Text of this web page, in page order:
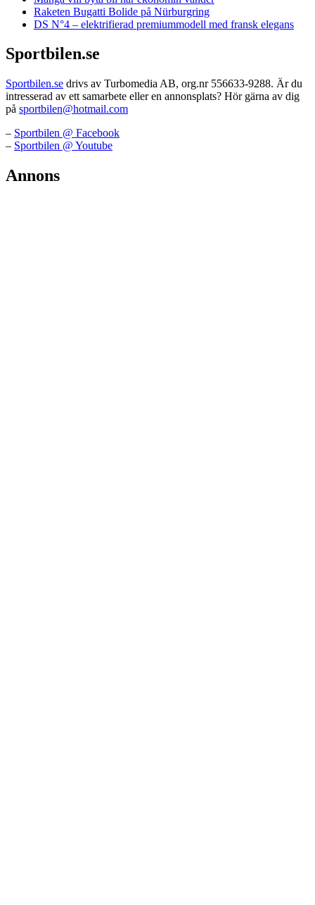
Raketen Bugatti Bolide på Nürburgring
DS N°4 – elektrifierad premiummodell med fransk elegans
Sportbilen.se
Sportbilen.se drivs av Turbomedia AB, org.nr 556633-9288. Är du
intresserad av ett samarbete eller en annonsplats? Hör gärna av dig
på sportbilen@hotmail.com
– Sportbilen @ Facebook
– Sportbilen @ Youtube
Annons